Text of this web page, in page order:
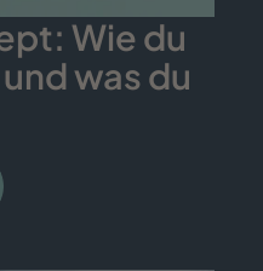
Wie du
was du